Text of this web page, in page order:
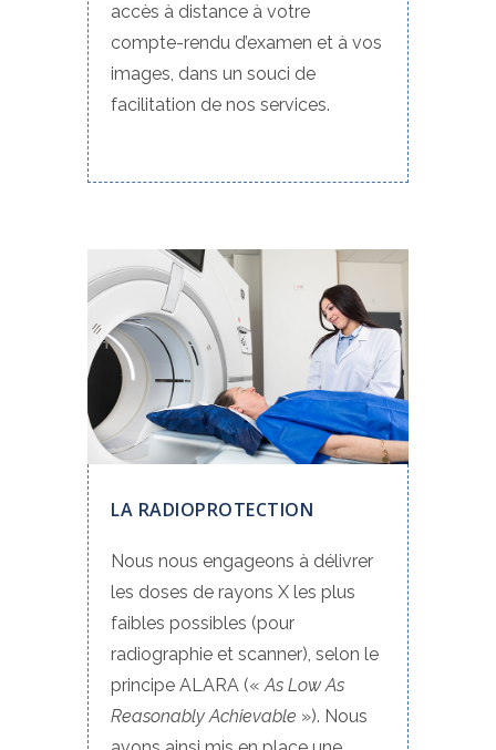
accès à distance à votre
compte-rendu d’examen et à vos
images, dans un souci de
facilitation de nos services.
LA RADIOPROTECTION
Nous nous engageons à délivrer
les doses de rayons X les plus
faibles possibles (pour
radiographie et scanner), selon le
principe ALARA («As Low As
Reasonably Achievable »). Nous